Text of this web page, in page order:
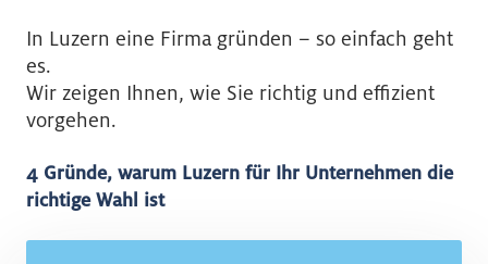
In Luzern eine Firma gründen – so einfach geht
es.
Wir zeigen Ihnen, wie Sie richtig und effizient
vorgehen.
4 Gründe, warum Luzern für Ihr Unternehmen die
richtige Wahl ist